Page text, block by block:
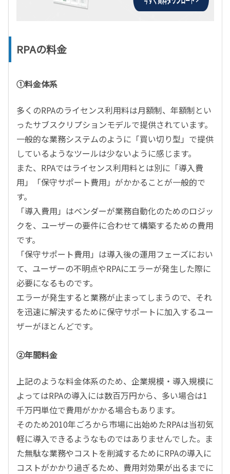
RPAの料金
①料金体系
多くのRPAのライセンス利用料は月額制、年額制とい
ったサブスクリプションモデルで提供されています。
一般的な業務システムのように「買い切り型」で提供
しているようなツールは少ないように感じます。
また、RPAではライセンス利用料とは別に「導入費
用」「保守サポート費用」がかかることが一般的で
す。
「導入費用」はベンダーが業務自動化のためのロジッ
クを、ユーザーの要件に合わせて構築するための費用
です。
「保守サポート費用」は導入後の運用フェーズにおい
て、ユーザーの不明点やRPAにエラーが発生した際に
必要になるものです。
エラーが発生すると業務が止まってしまうので、それ
を迅速に解決するために保守サポートに加入するユー
ザーがほとんどです。
②年間料金
上記のような料金体系のため、企業規模・導入規模に
よってはRPAの導入には数百万円から、多い場合は1
千万円単位で費用がかかる場合もあります。
そのため2010年ごろから市場に出始めたRPAは当初気
軽に導入できるようなものではありませんでした。ま
た無駄な業務やコストを削減するためにRPAの導入に
コストがかかり過ぎるため、費用対効果が出るまでに